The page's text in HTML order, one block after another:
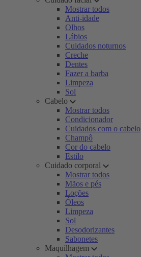
Mostrar todos
Anti-idade
Olhos
Lábios
Cuidados noturnos
Creche
Dentes
Fazer a barba
Limpeza
Sol
Cabelo
Mostrar todos
Condicionador
Cuidados com o cabelo
Champô
Cor do cabelo
Estilo
Cuidado corporal
Mostrar todos
Mãos e pés
Loções
Óleos
Limpeza
Sol
Desodorizantes
Sabonetes
Maquilhagem